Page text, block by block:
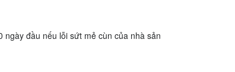
ngày đầu nếu lỗi sứt mẻ cùn của nhà sản